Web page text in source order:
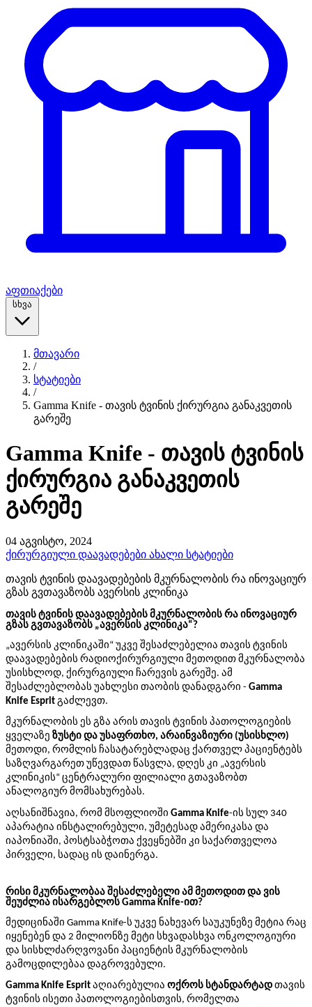
აფთიაქები
სხვა
მთავარი
/
სტატიები
/
Gamma Knife - თავის ტვინის ქირურგია განაკვეთის
გარეშე
Gamma Knife - თავის ტვინის
ქირურგია განაკვეთის
გარეშე
04 აგვისტო, 2024
ქირურგიული დაავადებები ახალი სტატიები
თავის ტვინის დაავადებების მკურნალობის რა ინოვაციურ
გზას გვთავაზობს ავერსის კლინიკა
თავის ტვინის დაავადებების მკურნალობის რა ინოვაციურ
გზას გვთავაზობს „ავერსის კლინიკა“?
„ავერსის კლინიკაში“ უკვე შესაძლებელია თავის ტვინის
დაავადებების რადიოქირურგიული მეთოდით მკურნალობა
უსისხლოდ, ქირურგიული ჩარევის გარეშე. ამ
შესაძლებლობას უახლესი თაობის დანადგარი - Gamma
Knife Esprit გაძლევთ.
მკურნალობის ეს გზა არის თავის ტვინის პათოლოგიების
ყველაზე ზუსტი და უსაფრთხო, არაინვაზიური (უსისხლო)
მეთოდი, რომლის ჩასატარებლადაც ქართველ პაციენტებს
საზღვარგარეთ უწევდათ წასვლა, დღეს კი „ავერსის
კლინიკის“ ცენტრალური ფილიალი გთავაზობთ
ანალოგიურ მომსახურებას.
აღსანიშნავია, რომ მსოფლიოში Gamma Knife-ის სულ 340
აპარატია ინსტალირებული, უმეტესად ამერიკასა და
იაპონიაში, პოსტსაბჭოთა ქვეყნებში კი საქართველოა
პირველი, სადაც ის დაინერგა.
რისი მკურნალობაა შესაძლებელი ამ მეთოდით და ვის
შეუძლია ისარგებლოს Gamma Knife-ით?
მედიცინაში Gamma Knife-ს უკვე ნახევარ საუკუნეზე მეტია რაც
იყენებენ და 2 მილიონზე მეტი სხვადასხვა ონკოლოგიური
და სისხლძარღვოვანი პაციენტის მკურნალობის
გამოცდილებაა დაგროვებული.
Gamma Knife Esprit აღიარებულია ოქროს სტანდარტად თავის
ტვინის ისეთი პათოლოგიებისთვის, რომელთა